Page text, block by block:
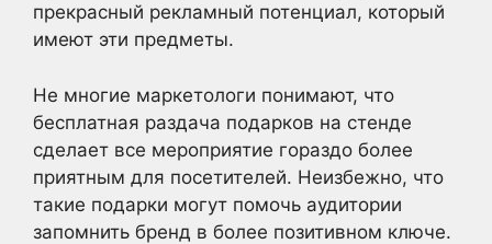
прекрасный рекламный потенциал, который
имеют эти предметы.
Не многие маркетологи понимают, что
бесплатная раздача подарков на стенде
сделает все мероприятие гораздо более
приятным для посетителей. Неизбежно, что
такие подарки могут помочь аудитории
запомнить бренд в более позитивном ключе.